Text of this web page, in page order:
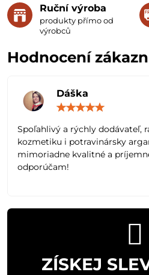
Ruční výroba
produkty přímo od
výrobců
Hodnocení
Dáška
5
Spoľahlivý a rýchly dodávateľ,
kozmetiku i potravinársky
mimoriadne kvalitné a
odporúčam!
ZÍSKEJ